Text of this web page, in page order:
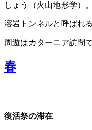
しょう（火山地形学）。
溶岩トンネルと呼ばれ
周遊はカターニア訪問
春
復活祭の滞在